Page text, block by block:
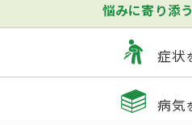
悩みに寄り添
症状
病気